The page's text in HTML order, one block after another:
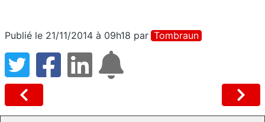
Publié le 21/11/2014 à 09h18 par Tombraun